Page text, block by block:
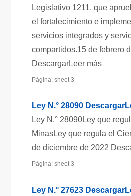
Legislativo 1211, que
el fortalecimiento e
servicios integrados y
compartidos.15 de febrero
DescargarLeer más
Página: sheet 3
Ley N.° 28090
Ley N.° 28090Ley que
MinasLey que regula el
de diciembre de 2022
Página: sheet 3
Ley N.° 27623